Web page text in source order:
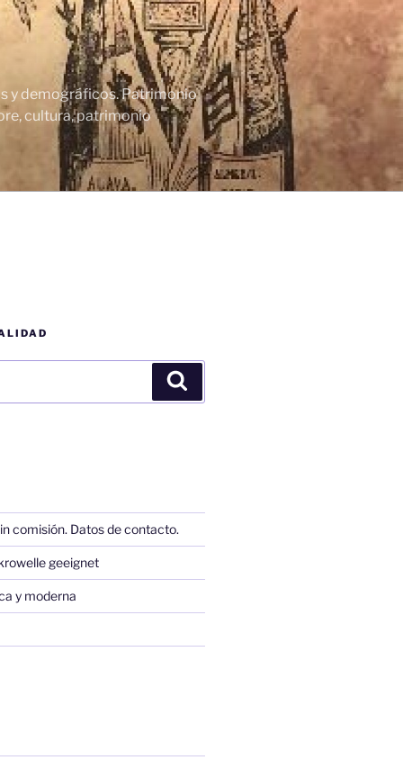
y demográficos. Patrimonio
cultura, patrimonio
comisión. Datos de contacto.
geeignet
y moderna